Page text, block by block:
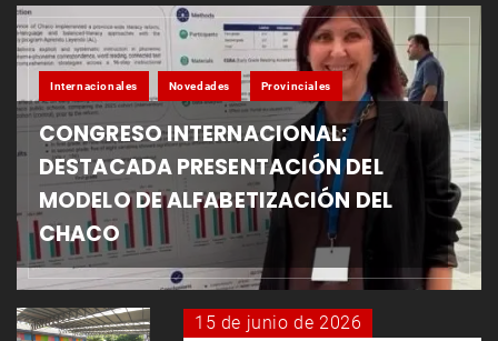
Internacionales Novedades Provinciales
CONGRESO INTERNACIONAL:
DESTACADA PRESENTACIÓN DEL
MODELO DE ALFABETIZACIÓN DEL
CHACO
15 de junio de 2026